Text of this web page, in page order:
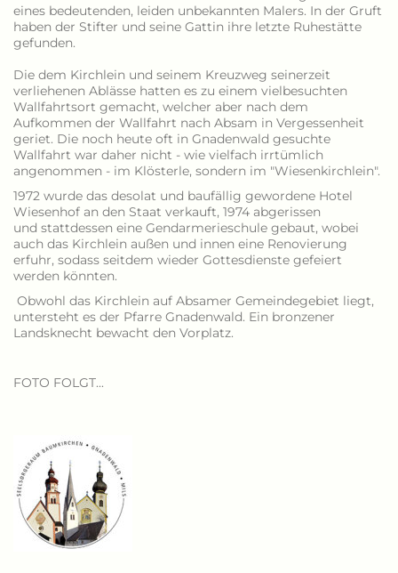
eines bedeutenden, leiden unbekannten Malers. In der Gruft
haben der Stifter und seine Gattin ihre letzte Ruhestätte
gefunden.
Die dem Kirchlein und seinem Kreuzweg seinerzeit
verliehenen Ablässe hatten es zu einem vielbesuchten
Wallfahrtsort gemacht, welcher aber nach dem
Aufkommen der Wallfahrt nach Absam in Vergessenheit
geriet. Die noch heute oft in Gnadenwald gesuchte
Wallfahrt war daher nicht - wie vielfach irrtümlich
angenommen - im Klösterle, sondern im "Wiesenkirchlein".
1972 wurde das desolat und baufällig gewordene Hotel
Wiesenhof an den Staat verkauft, 1974 abgerissen
und stattdessen eine Gendarmerieschule gebaut, wobei
auch das Kirchlein außen und innen eine Renovierung
erfuhr, sodass seitdem wieder Gottesdienste gefeiert
werden könnten.
Obwohl das Kirchlein auf Absamer Gemeindegebiet liegt,
untersteht es der Pfarre Gnadenwald. Ein bronzener
Landsknecht bewacht den Vorplatz.
FOTO FOLGT...